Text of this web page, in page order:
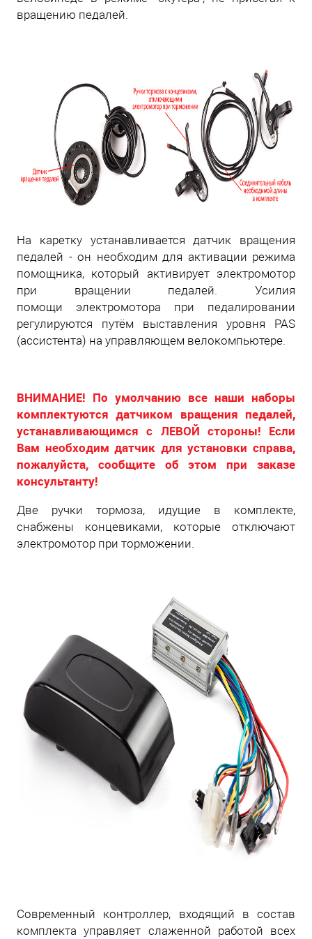
вращению педалей.
На каретку устанавливается датчик вращения
педалей - он необходим для активации режима
помощника, который активирует электромотор
при вращении педалей. Усилия
помощи электромотора при педалировании
регулируются путём выставления уровня PAS
(ассистента) на управляющем велокомпьютере.
ВНИМАНИЕ! По умолчанию все наши наборы
комплектуются датчиком вращения педалей,
устанавливающимся с ЛЕВОЙ стороны! Если
Вам необходим датчик для установки справа,
пожалуйста, сообщите об этом при заказе
консультанту!
Две ручки тормоза, идущие в комплекте,
снабжены концевиками, которые отключают
электромотор при торможении.
Современный контроллер, входящий в состав
комплекта управляет слаженной работой всех